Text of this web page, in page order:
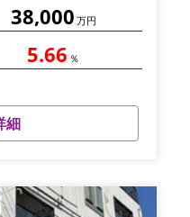
38,000 万円
5.66 ％
細